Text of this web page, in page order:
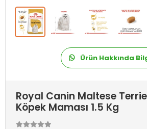
Ürün Hakkında
Royal Canin Maltese
Köpek Maması 1.5 Kg